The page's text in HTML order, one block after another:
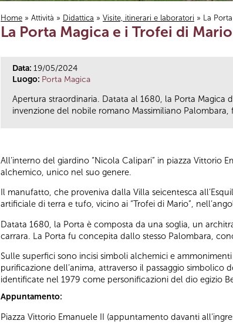
Tu sei qui
Home » Attività » Didattica » Visite, itinerari e laboratori » La
La Porta Magica e i Trofei di Mario
Data: 19/05/2024
Luogo: Porta Magica
Apertura straordinaria. Datata al 1680, la Porta Magica
invenzione del nobile romano Massimiliano
All’interno del giardino “Nicola Calipari” in piazza Vittorio
alchemico, unico nel suo genere.
Il manufatto, che proveniva dalla Villa seicentesca
artificiale di terra e tufo, vicino ai “Trofei di Mario”,
Datata 1680, la Porta è composta da una soglia, un
carrara. La Porta fu concepita dallo stesso Palombara,
Sulle superfici sono incisi simboli alchemici e
purificazione dell’anima, attraverso il passaggio
identificate nel 1979 come personificazioni del dio egizio
Appuntamento:
Piazza Vittorio Emanuele II (appuntamento davanti